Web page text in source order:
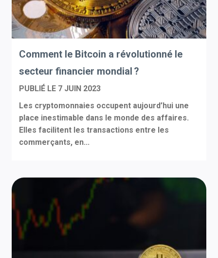
Comment le Bitcoin a révolutionné le
secteur financier mondial ?
PUBLIÉ LE 7 JUIN 2023
Les cryptomonnaies occupent aujourd’hui une
place inestimable dans le monde des affaires.
Elles facilitent les transactions entre les
commerçants, en...